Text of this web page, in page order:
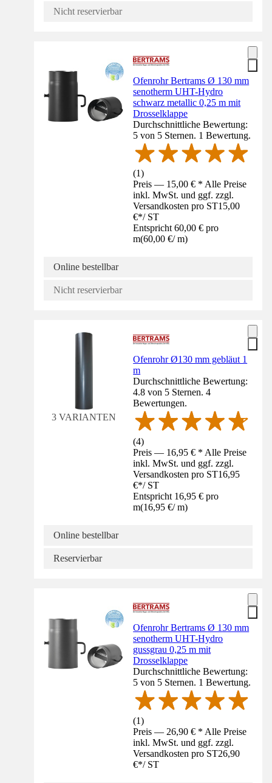
Nicht reservierbar
Ofenrohr Bertrams Ø 130 mm
senotherm UHT-Hydro
schwarz metallic 0,25 m mit
Drosselklappe
Durchschnittliche Bewertung:
5 von 5 Sternen. 1 Bewertung.
(1)
Preis — 15,00 € * Alle Preise
inkl. MwSt. und ggf. zzgl.
Versandkosten pro ST15,00
€*/ ST
Entspricht 60,00 € pro
m(60,00 €/ m)
Online bestellbar
Nicht reservierbar
3 VARIANTEN
Ofenrohr Ø130 mm gebläut 1
m
Durchschnittliche Bewertung:
4.8 von 5 Sternen. 4
Bewertungen.
(4)
Preis — 16,95 € * Alle Preise
inkl. MwSt. und ggf. zzgl.
Versandkosten pro ST16,95
€*/ ST
Entspricht 16,95 € pro
m(16,95 €/ m)
Online bestellbar
Reservierbar
Ofenrohr Bertrams Ø 130 mm
senotherm UHT-Hydro
gussgrau 0,25 m mit
Drosselklappe
Durchschnittliche Bewertung:
5 von 5 Sternen. 1 Bewertung.
(1)
Preis — 26,90 € * Alle Preise
inkl. MwSt. und ggf. zzgl.
Versandkosten pro ST26,90
€*/ ST